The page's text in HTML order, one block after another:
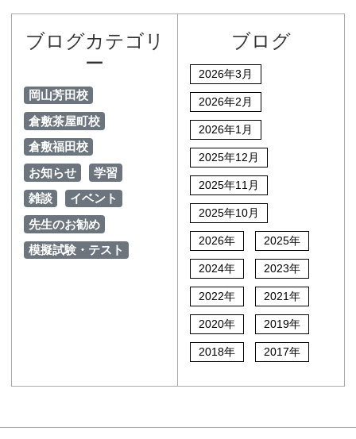
ブログカテゴリ
ー
岡山芳田校
倉敷茶屋町校
倉敷福田校
お知らせ
学習
雑談
イベント
先生のお勧め
模擬試験・テスト
ブログ
2026年3月
2026年2月
2026年1月
2025年12月
2025年11月
2025年10月
2026年 2025年
2024年 2023年
2022年 2021年
2020年 2019年
2018年 2017年